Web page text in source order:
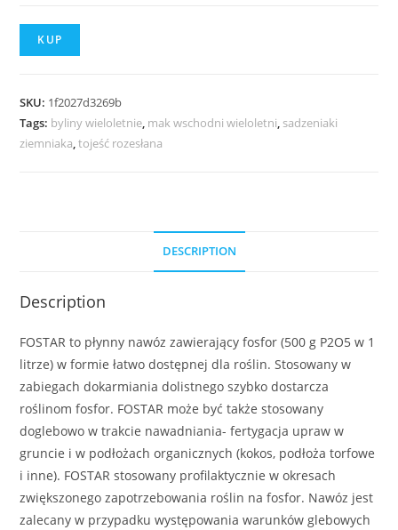
KUP
SKU: 1f2027d3269b
Tags: byliny wieloletnie, mak wschodni wieloletni, sadzeniaki
ziemniaka,tojeść rozesłana
DESCRIPTION
Description
FOSTAR to płynny nawóz zawierający fosfor (500 g P2O5 w 1
litrze) w formie łatwo dostępnej dla roślin. Stosowany w
zabiegach dokarmiania dolistnego szybko dostarcza
roślinom fosfor. FOSTAR może być także stosowany
doglebowo w trakcie nawadniania- fertygacja upraw w
gruncie i w podłożach organicznych (kokos, podłoża torfowe
i inne). FOSTAR stosowany profilaktycznie w okresach
zwiększonego zapotrzebowania roślin na fosfor. Nawóz jest
zalecany w przypadku występowania warunków glebowych